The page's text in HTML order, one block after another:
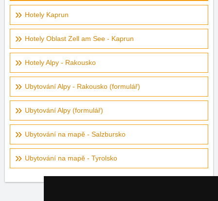
Hotely Kaprun
Hotely Oblast Zell am See - Kaprun
Hotely Alpy - Rakousko
Ubytování Alpy - Rakousko (formulář)
Ubytování Alpy (formulář)
Ubytování na mapě - Salzbursko
Ubytování na mapě - Tyrolsko